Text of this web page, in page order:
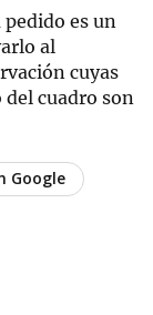
pedido es un
al
cuyas
del cuadro son
Google